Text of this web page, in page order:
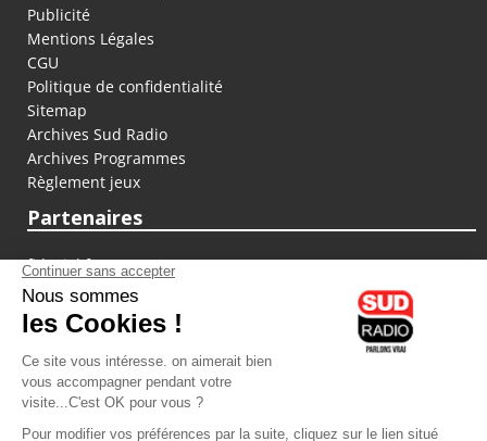
Publicité
Mentions Légales
CGU
Politique de confidentialité
Sitemap
Archives Sud Radio
Archives Programmes
Règlement jeux
Partenaires
fiducial.fr
lyoncapitale.fr
olympique-et-lyonnais.com
L'application Iphone / Android
Téléchargez l'application